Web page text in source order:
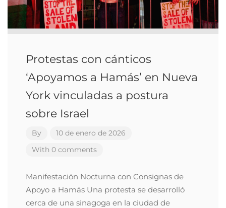
Protestas con cánticos
‘Apoyamos a Hamás’ en Nueva
York vinculadas a postura
sobre Israel
By
10 de enero de 2026
With 0 comments
Manifestación Nocturna con Consignas de
Apoyo a Hamás Una protesta se desarrolló
cerca de una sinagoga en la ciudad de